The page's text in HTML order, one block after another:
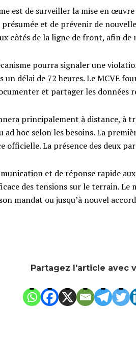
est de surveiller la mise en
et de prévenir de
côtés de la ligne de front, afin de
pourra signaler une
un délai de 72 heures. Le MCVE
et partager les données
principalement à distance, à
ad hoc selon les besoins. La
officielle. La présence des deux
et de réponse rapide
des tensions sur le terrain. Le
mandat ou jusqu’à nouvel
Partagez l'article avec